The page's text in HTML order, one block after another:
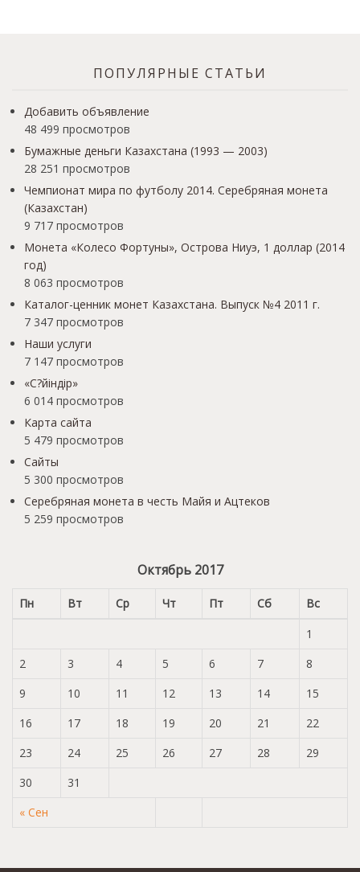
ПОПУЛЯРНЫЕ СТАТЬИ
Добавить объявление
48 499 просмотров
Бумажные деньги Казахстана (1993 — 2003)
28 251 просмотров
Чемпионат мира по футболу 2014. Серебряная монета
(Казахстан)
9 717 просмотров
Монета «Колесо Фортуны», Острова Ниуэ, 1 доллар (2014
год)
8 063 просмотров
Каталог-ценник монет Казахстана. Выпуск №4 2011 г.
7 347 просмотров
Наши услуги
7 147 просмотров
«С?йіндір»
6 014 просмотров
Карта сайта
5 479 просмотров
Сайты
5 300 просмотров
Серебряная монета в честь Майя и Ацтеков
5 259 просмотров
Октябрь 2017
Пн Вт Ср Чт Пт Сб Вс
« Сен
1
2
3 4 5 6 7
8
9
10 11 12 13 14
15
16
17 18 19 20 21
22
23
24 25 26 27 28
29
30
31